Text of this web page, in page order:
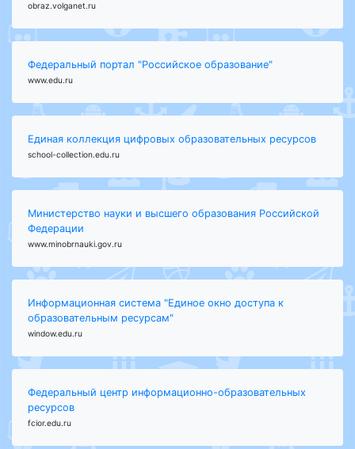
obraz.volganet.ru
Федеральный портал "Российское образование"
www.edu.ru
Единая коллекция цифровых образовательных ресурсов
school-collection.edu.ru
Министерство науки и высшего образования Российской
Федерации
www.minobrnauki.gov.ru
Информационная система "Единое окно доступа к
образовательным ресурсам"
window.edu.ru
Федеральный центр информационно-образовательных
ресурсов
fcior.edu.ru